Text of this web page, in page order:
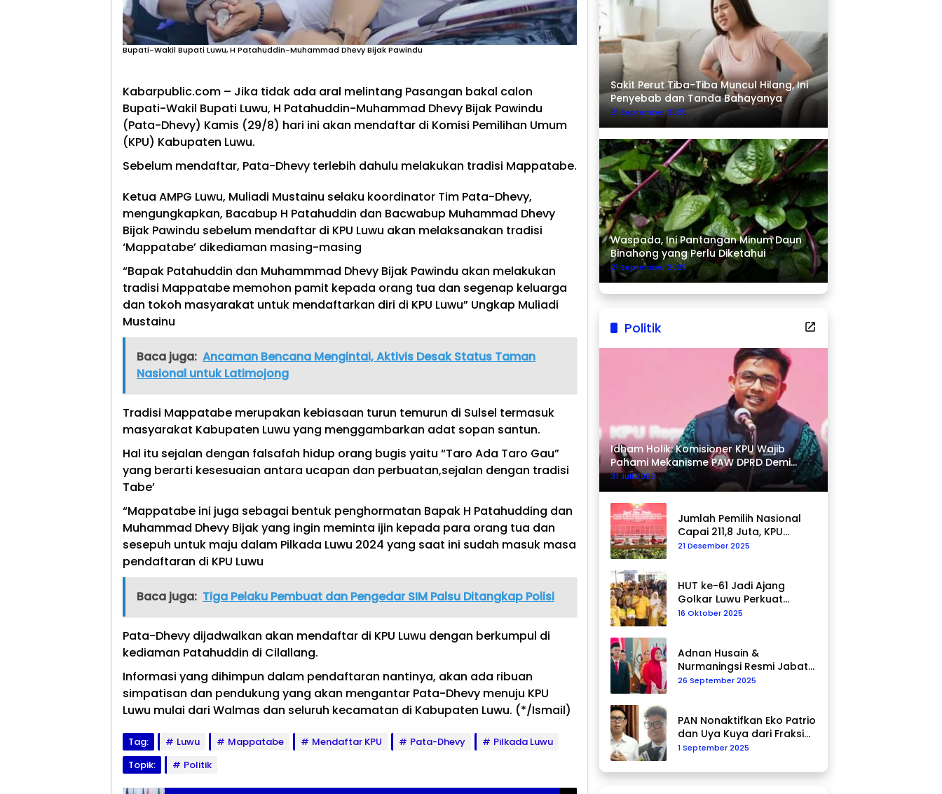
Bupati-Wakil Bupati Luwu, H Patahuddin-Muhammad Dhevy Bijak Pawindu
Kabarpublic.com – Jika tidak ada aral melintang Pasangan bakal calon
Bupati-Wakil Bupati Luwu, H Patahuddin-Muhammad Dhevy Bijak Pawindu
(Pata-Dhevy) Kamis (29/8) hari ini akan mendaftar di Komisi Pemilihan Umum
(KPU) Kabupaten Luwu.
Sebelum mendaftar, Pata-Dhevy terlebih dahulu melakukan tradisi Mappatabe.
Ketua AMPG Luwu, Muliadi Mustainu selaku koordinator Tim Pata-Dhevy,
mengungkapkan, Bacabup H Patahuddin dan Bacwabup Muhammad Dhevy
Bijak Pawindu sebelum mendaftar di KPU Luwu akan melaksanakan tradisi
‘Mappatabe’ dikediaman masing-masing
“Bapak Patahuddin dan Muhammmad Dhevy Bijak Pawindu akan melakukan
tradisi Mappatabe memohon pamit kepada orang tua dan segenap keluarga
dan tokoh masyarakat untuk mendaftarkan diri di KPU Luwu” Ungkap Muliadi
Mustainu
Baca juga: Ancaman Bencana Mengintai, Aktivis Desak Status Taman
Nasional untuk Latimojong
Tradisi Mappatabe merupakan kebiasaan turun temurun di Sulsel termasuk
masyarakat Kabupaten Luwu yang menggambarkan adat sopan santun.
Hal itu sejalan dengan falsafah hidup orang bugis yaitu “Taro Ada Taro Gau”
yang berarti kesesuaian antara ucapan dan perbuatan,sejalan dengan tradisi
Tabe’
“Mappatabe ini juga sebagai bentuk penghormatan Bapak H Patahudding dan
Muhammad Dhevy Bijak yang ingin meminta ijin kepada para orang tua dan
sesepuh untuk maju dalam Pilkada Luwu 2024 yang saat ini sudah masuk masa
pendaftaran di KPU Luwu
Baca juga: Tiga Pelaku Pembuat dan Pengedar SIM Palsu Ditangkap Polisi
Pata-Dhevy dijadwalkan akan mendaftar di KPU Luwu dengan berkumpul di
kediaman Patahuddin di Cilallang.
Informasi yang dihimpun dalam pendaftaran nantinya, akan ada ribuan
simpatisan dan pendukung yang akan mengantar Pata-Dhevy menuju KPU
Luwu mulai dari Walmas dan seluruh kecamatan di Kabupaten Luwu. (*/Ismail)
Tag: Luwu Mappatabe Mendaftar KPU Pata-Dhevy
Pilkada Luwu
Topik:
Politik
Sakit Perut Tiba-Tiba Muncul Hilang, Ini
Penyebab dan Tanda Bahayanya
21 September 2025
Waspada, Ini Pantangan Minum Daun
Binahong yang Perlu Diketahui
21 September 2025
Politik
Idham Holik: Komisioner KPU Wajib
Pahami Mekanisme PAW DPRD Demi
Kepastian Hukum
31 Juli 2026
Jumlah Pemilih Nasional
Capai 211,8 Juta, KPU
Tegaskan Komitmen
21 Desember 2025
HUT ke-61 Jadi Ajang
Golkar Luwu Perkuat
Kepedulian Sosial
16 Oktober 2025
Adnan Husain &
Nurmaningsi Resmi Jabat
Komisioner KPU Palopo
26 September 2025
PAN Nonaktifkan Eko Patrio
dan Uya Kuya dari Fraksi
DPR RI
1 September 2025